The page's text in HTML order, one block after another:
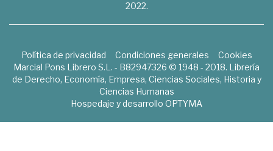
2022.
Política de privacidad Condiciones generales
Cookies
Marcial Pons Librero S.L. - B82947326 © 1948 - 2018. Librería
de Derecho, Economía, Empresa, Ciencias Sociales, Historia y
Ciencias Humanas
Hospedaje y desarrollo OPTYMA